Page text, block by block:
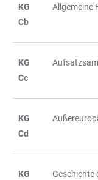
KG
Cb
Allgemeine
KG
Cc
KG
Cd
KG
Geschichte